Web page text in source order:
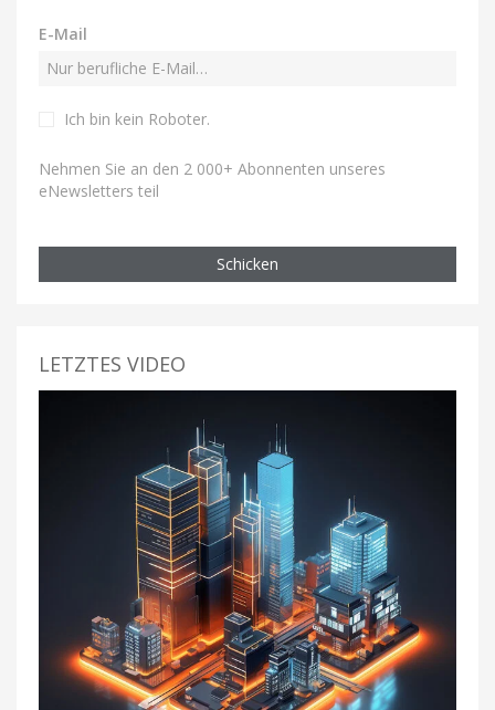
E-Mail
Ich bin kein Roboter.
Nehmen Sie an den 2 000+ Abonnenten unseres
eNewsletters teil
Schicken
LETZTES VIDEO